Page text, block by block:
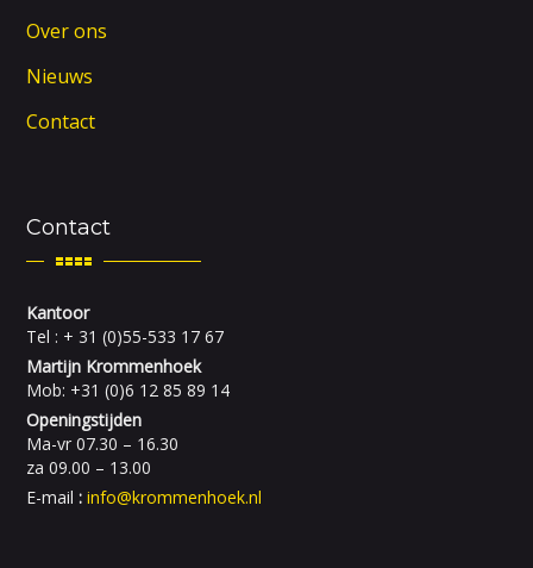
Over ons
Nieuws
Contact
Contact
Kantoor
Tel : + 31 (0)55-533 17 67
Martijn Krommenhoek
Mob: +31 (0)6 12 85 89 14
Openingstijden
Ma-vr 07.30 – 16.30
za 09.00 – 13.00
E-mail :info@krommenhoek.nl